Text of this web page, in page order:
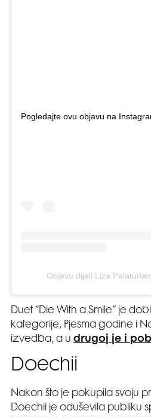
Pogledajte ovu objavu na
Objavu dijeli Liza
Duet “Die With a Smile” je
kategorije, Pjesma godine i
izvedba, a u drugoj je i
Doechii
Nakon što je pokupila svoju
Doechii je oduševila publiku